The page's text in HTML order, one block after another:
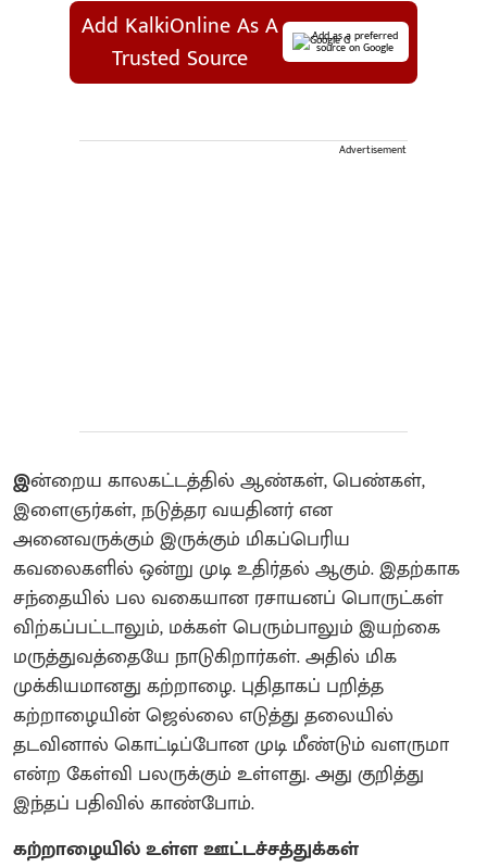
Add KalkiOnline As A
Trusted Source
Add as a preferred
source on Google
Advertisement
இன்றைய காலகட்டத்தில் ஆண்கள், பெண்கள்,
இளைஞர்கள், நடுத்தர வயதினர் என
அனைவருக்கும் இருக்கும் மிகப்பெரிய
கவலைகளில் ஒன்று முடி உதிர்தல் ஆகும். இதற்காக
சந்தையில் பல வகையான ரசாயனப் பொருட்கள்
விற்கப்பட்டாலும், மக்கள் பெரும்பாலும் இயற்கை
மருத்துவத்தையே நாடுகிறார்கள். அதில் மிக
முக்கியமானது கற்றாழை. புதிதாகப் பறித்த
கற்றாழையின் ஜெல்லை எடுத்து தலையில்
தடவினால் கொட்டிப்போன முடி மீண்டும் வளருமா
என்ற கேள்வி பலருக்கும் உள்ளது. அது குறித்து
இந்தப் பதிவில் காண்போம்.
கற்றாழையில் உள்ள ஊட்டச்சத்துக்கள்